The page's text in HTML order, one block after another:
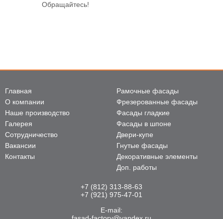
Обращайтесь!
Главная
О компании
Наше производство
Галерея
Сотрудничество
Вакансии
Контакты
Рамочные фасады
Фрезерованные фасады
Фасады гладкие
Фасады в шпоне
Двери-купе
Гнутые фасады
Декоративные элементы
Доп. работы
+7 (812) 313-88-63
+7 (921) 975-47-01
E-mail: